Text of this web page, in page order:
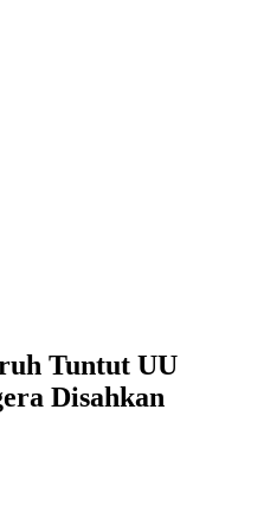
Tuntut UU
Disahkan